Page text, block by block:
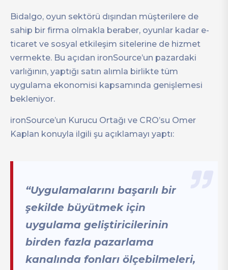
Bidalgo, oyun sektörü dışından müşterilere de
sahip bir firma olmakla beraber, oyunlar kadar e-
ticaret ve sosyal etkileşim sitelerine de hizmet
vermekte. Bu açıdan ironSource’un pazardaki
varlığının, yaptığı satın alımla birlikte tüm
uygulama ekonomisi kapsamında genişlemesi
bekleniyor.
ironSource’un Kurucu Ortağı ve CRO’su Omer
Kaplan konuyla ilgili şu açıklamayı yaptı:
“Uygulamalarını başarılı bir
şekilde büyütmek için
uygulama geliştiricilerinin
birden fazla pazarlama
kanalında fonları ölçebilmeleri,